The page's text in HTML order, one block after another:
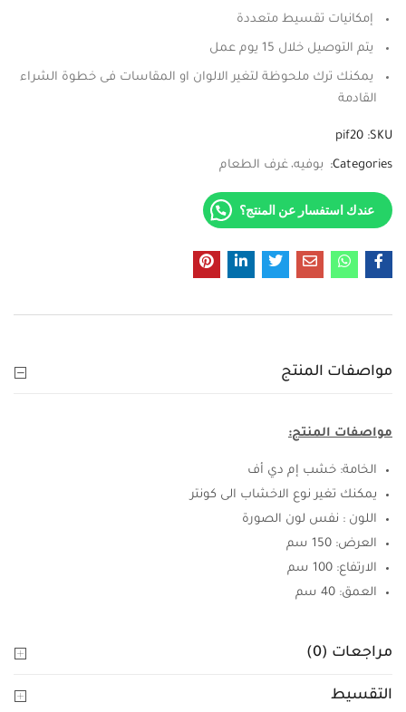
إمكانيات تقسيط متعددة
يتم التوصيل خلال 15 يوم عمل
يمكنك ترك ملحوظة لتغير الالوان او المقاسات فى خطوة الشراء
القادمة
SKU:
pif20
Categories: بوفيه غرف الطعام
عندك استفسار عن المنتج؟
مواصفات المنتج
مواصفات المنتج:
الخامة: خشب إم دي أف
يمكنك تغير نوع الاخشاب الى كونتر
اللون : نفس لون الصورة
العرض: 150 سم
الارتفاع: 100 سم
العمق: 40 سم
مراجعات (0)
التقسيط